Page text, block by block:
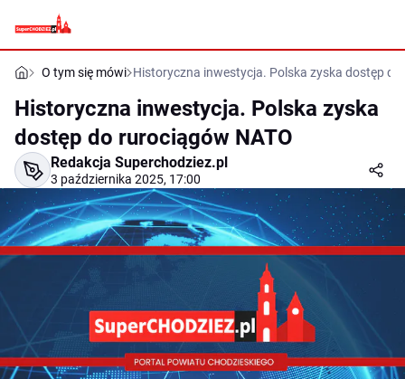
O tym się mówi Historyczna inwestycja. Polska zyska dostęp do
Historyczna inwestycja. Polska zyska
dostęp do rurociągów NATO
Redakcja Superchodziez.pl
3 października 2025, 17:00